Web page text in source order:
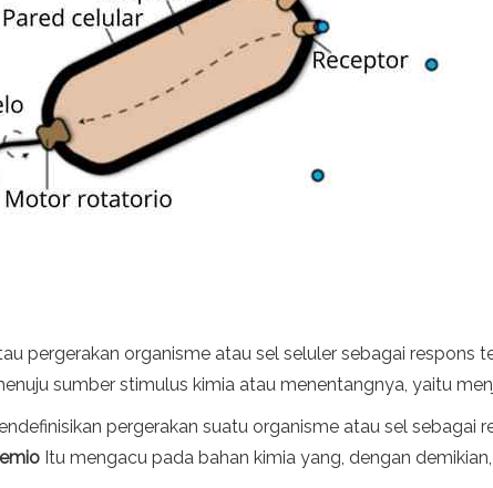
pergerakan organisme atau sel seluler sebagai respons
sumber stimulus kimia atau menentangnya, yaitu
pergerakan suatu organisme atau sel sebagai
Itu mengacu pada bahan kimia yang, dengan